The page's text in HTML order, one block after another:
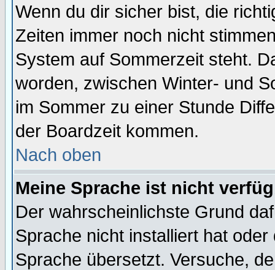
Wenn du dir sicher bist, die
Zeiten immer noch nicht
System auf Sommerzeit steht.
worden, zwischen Winter- und
im Sommer zu einer Stunde
der Boardzeit kommen.
Nach oben
Meine Sprache ist nicht
Der wahrscheinlichste Grund
Sprache nicht installiert hat
Sprache übersetzt. Versuche,